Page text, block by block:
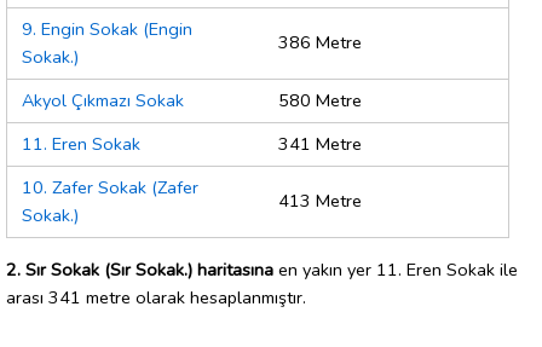
9. Engin Sokak (Engin
Sokak.)
386 Metre
Akyol Çıkmazı Sokak
580 Metre
11. Eren Sokak
341 Metre
10. Zafer Sokak (Zafer
Sokak.)
413 Metre
2. Sır Sokak (Sır Sokak.) haritasına en yakın yer 11. Eren Sokak ile
arası 341 metre olarak hesaplanmıştır.